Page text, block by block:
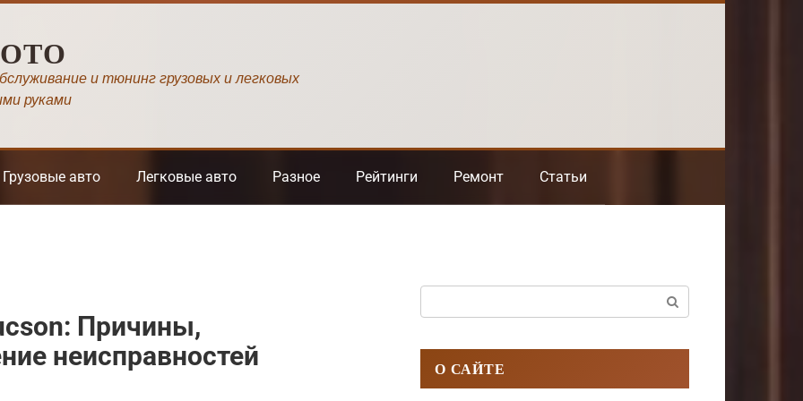
и тюнинг грузовых и легковых
руками
Грузовые авто Легковые авто Разное Рейтинги Ремонт Статьи
Причины,
неисправностей
О САЙТЕ